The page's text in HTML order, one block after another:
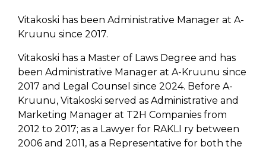
Vitakoski has been Administrative Manager at A-
Kruunu since 2017.
Vitakoski has a Master of Laws Degree and has
been Administrative Manager at A-Kruunu since
2017 and Legal Counsel since 2024. Before A-
Kruunu, Vitakoski served as Administrative and
Marketing Manager at T2H Companies from
2012 to 2017; as a Lawyer for RAKLI ry between
2006 and 2011, as a Representative for both the